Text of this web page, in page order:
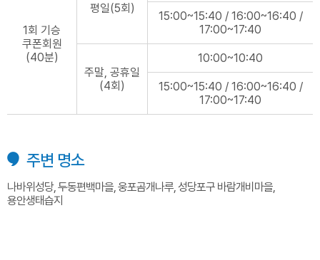
1회 기승
쿠폰회원
(40분)
평일(5회)
15:00~15:40 / 16:00~16:40 /
17:00~17:40
주말, 공휴일
(4회)
10:00~10:40
15:00~15:40 / 16:00~16:40 /
17:00~17:40
주변 명소
나바위성당, 두동편백마을, 웅포곰개나루, 성당포구 바람개비마을,
용안생태습지